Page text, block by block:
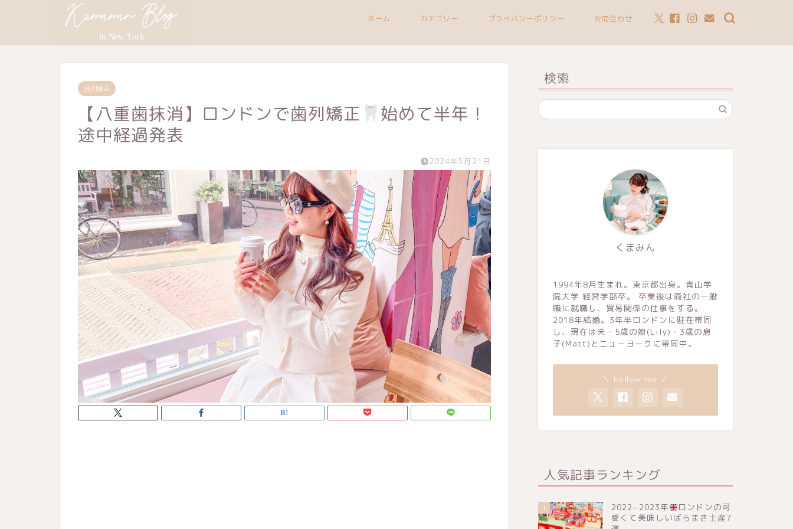
ホーム カテゴリー プライバシーポリシー お問合わせ
歯列矯正
【八重歯抹消】ロンドンで歯列矯正
始めて半年！
途中経過発表
2024年5月21日
検索
くまみん
1994年8月生まれ。東京都出身。青山学
院大学 経営学部卒。 卒業後は商社の一般
職に就職し、貿易関係の仕事をする。
2018年結婚。3年半ロンドンに駐在帯同
し、現在は夫・5歳の娘(Lily)・3歳の息
子(Matt)とニューヨークに帯同中。
＼ Follow me ／
人気記事ランキング
1 2022−2023年
ロンドンの可
愛くて美味しいばらまき土産7